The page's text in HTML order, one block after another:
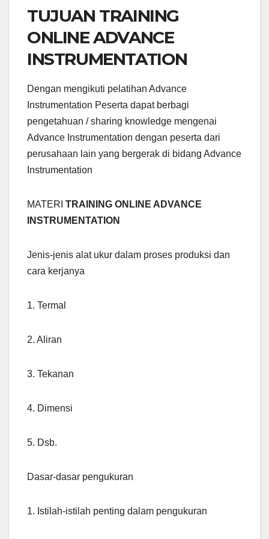
TUJUAN TRAINING
ONLINE ADVANCE
INSTRUMENTATION
Dengan mengikuti pelatihan Advance
Instrumentation Peserta dapat berbagi
pengetahuan / sharing knowledge mengenai
Advance Instrumentation dengan peserta dari
perusahaan lain yang bergerak di bidang Advance
Instrumentation
MATERI TRAINING ONLINE ADVANCE
INSTRUMENTATION
Jenis-jenis alat ukur dalam proses produksi dan
cara kerjanya
1. Termal
2. Aliran
3. Tekanan
4. Dimensi
5. Dsb.
Dasar-dasar pengukuran
1. Istilah-istilah penting dalam pengukuran